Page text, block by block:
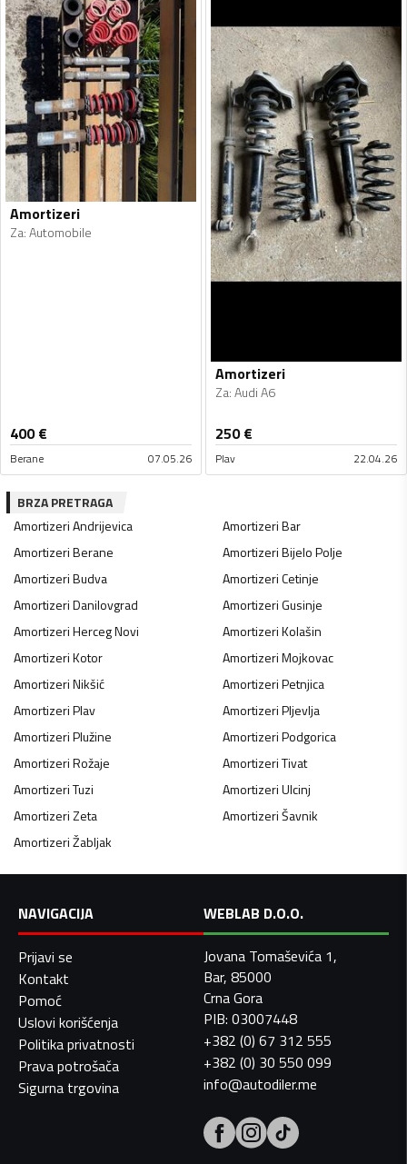
Amortizeri
Za:Automobile
400€
Berane 07.05.26
Amortizeri
Za:Audi A6
250€
Plav 22.04.26
BRZA PRETRAGA
AmortizeriAndrijevica AmortizeriBar
AmortizeriBerane AmortizeriBijelo Polje
AmortizeriBudva AmortizeriCetinje
AmortizeriDanilovgrad AmortizeriGusinje
AmortizeriHerceg Novi AmortizeriKolašin
AmortizeriKotor AmortizeriMojkovac
AmortizeriNikšić AmortizeriPetnjica
AmortizeriPlav AmortizeriPljevlja
AmortizeriPlužine AmortizeriPodgorica
AmortizeriRožaje AmortizeriTivat
AmortizeriTuzi AmortizeriUlcinj
AmortizeriZeta AmortizeriŠavnik
AmortizeriŽabljak
NAVIGACIJA
Prijavi se
Kontakt
Pomoć
Uslovi korišćenja
Politika privatnosti
Prava potrošača
Sigurna trgovina
WEBLAB D.O.O.
Jovana Tomaševića 1,
Bar, 85000
Crna Gora
PIB: 03007448
+382 (0) 67 312 555
+382 (0) 30 550 099
info@autodiler.me